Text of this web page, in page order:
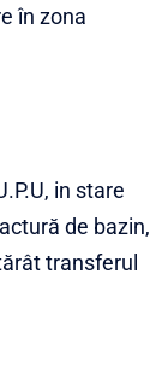
în zona
in stare
de bazin,
transferul